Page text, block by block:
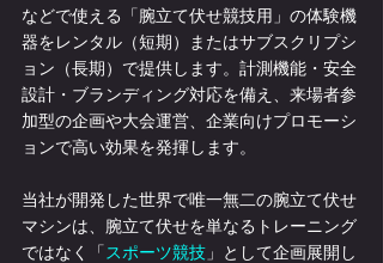
などで使える「腕立て伏せ競技用」の体験機
器をレンタル（短期）またはサブスクリプシ
ョン（長期）で提供します。計測機能・安全
設計・ブランディング対応を備え、来場者参
加型の企画や大会運営、企業向けプロモーシ
ョンで高い効果を発揮します。
当社が開発した世界で唯一無二の腕立て伏せ
マシンは、腕立て伏せを単なるトレーニング
ではなく「スポーツ競技 」として企画展開し